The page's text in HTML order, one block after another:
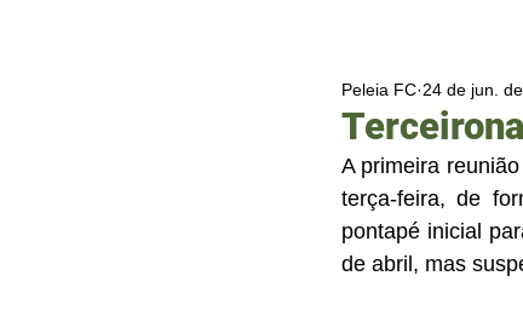
Peleia FC 24 de jun.
A primeira
terça-feira, de
pontapé inicial
de abril, mas